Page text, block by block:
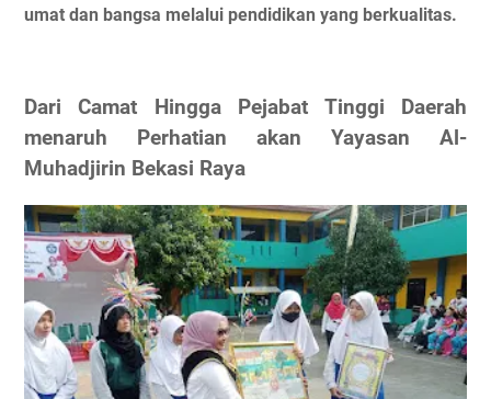
umat dan bangsa melalui pendidikan yang berkualitas.
Dari Camat Hingga Pejabat Tinggi Daerah
menaruh Perhatian akan Yayasan Al-
Muhadjirin Bekasi Raya